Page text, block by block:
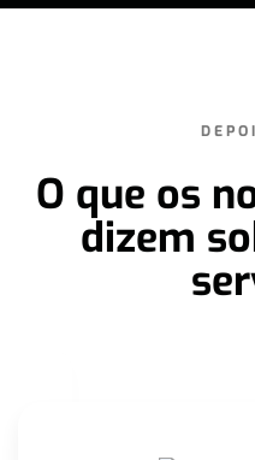
O que os
dizem